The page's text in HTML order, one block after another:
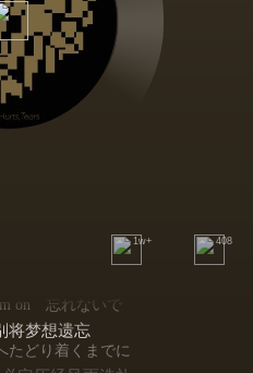
1w+ 408
on 忘れないで
将梦想遗忘
たどり着くまでに